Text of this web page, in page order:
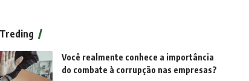
Treding
Você realmente conhece a importância
do combate à corrupção nas empresas?